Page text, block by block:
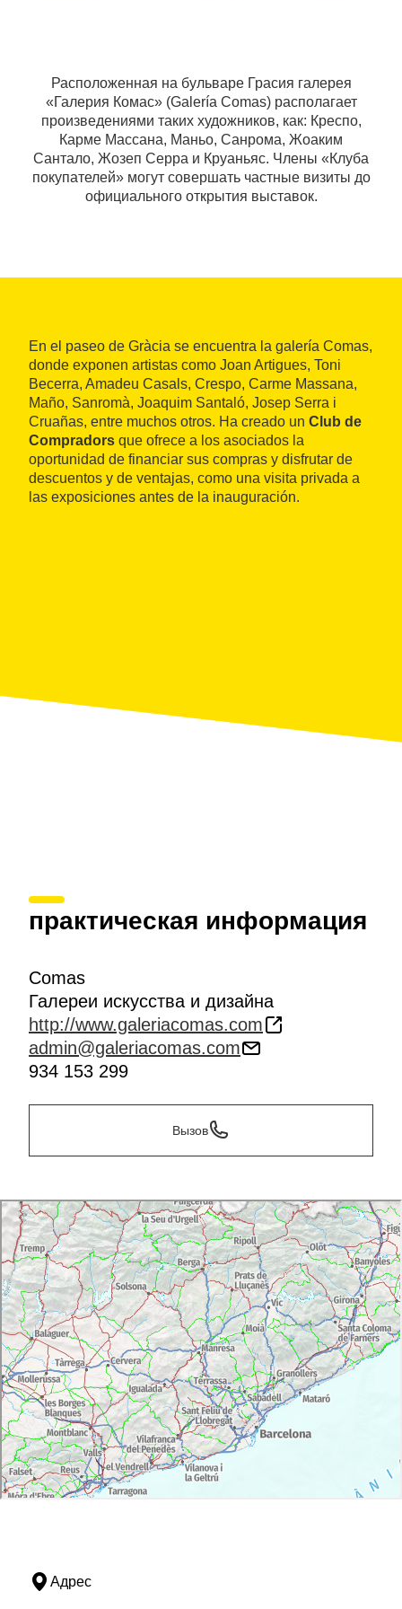
Расположенная на бульваре Грасия галерея
«Галерия Комас» (Galería Comas) располагает
произведениями таких художников, как: Креспо,
Карме Массана, Маньо, Санрома, Жоаким
Сантало, Жозеп Серра и Круаньяс. Члены «Клуба
покупателей» могут совершать частные визиты до
официального открытия выставок.
En el paseo de Gràcia se encuentra la galería Comas,
donde exponen artistas como Joan Artigues, Toni
Becerra, Amadeu Casals, Crespo, Carme Massana,
Maño, Sanromà, Joaquim Santaló, Josep Serra i
Cruañas, entre muchos otros. Ha creado un Club de
Compradors que ofrece a los asociados la
oportunidad de financiar sus compras y disfrutar de
descuentos y de ventajas, como una visita privada a
las exposiciones antes de la inauguración.
практическая информация
Comas
Галереи искусства и дизайна
http://www.galeriacomas.com
admin@galeriacomas.com
934 153 299
Вызов
Адрес